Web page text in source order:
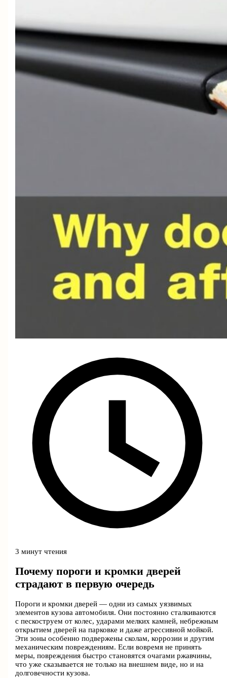
3 минут чтения
Почему пороги и кромки дверей
страдают в первую очередь
Пороги и кромки дверей — одни из самых уязвимых
элементов кузова автомобиля. Они постоянно сталкиваются
с пескоструем от колес, ударами мелких камней, небрежным
открытием дверей на парковке и даже агрессивной мойкой.
Эти зоны особенно подвержены сколам, коррозии и другим
механическим повреждениям. Если вовремя не принять
меры, повреждения быстро становятся очагами ржавчины,
что уже сказывается не только на внешнем виде, но и на
долговечности кузова.